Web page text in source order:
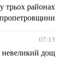
трьох районах
07:13
дощ